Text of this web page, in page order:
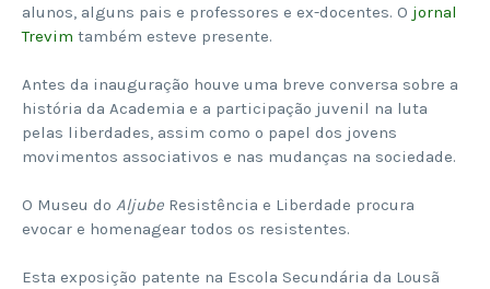
alunos, alguns pais e professores e ex-docentes. O jornal
Trevim também esteve presente.
Antes da inauguração houve uma breve conversa sobre a
história da Academia e a participação juvenil na luta
pelas liberdades, assim como o papel dos jovens
movimentos associativos e nas mudanças na sociedade.
O Museu do Aljube Resistência e Liberdade procura
evocar e homenagear todos os resistentes.
Esta exposição patente na Escola Secundária da Lousã